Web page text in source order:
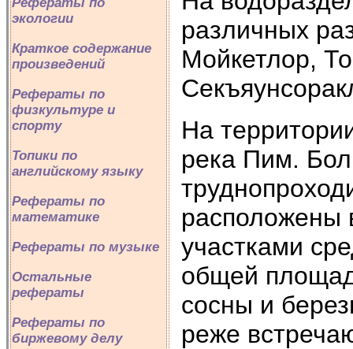
экологии
Краткое содержание
произведений
Рефераты по
физкультуре и
спорту
Топики по
английскому языку
Рефераты по
математике
Рефераты по музыке
Остальные
рефераты
Рефераты по
биржевому делу
различных
Мойкетлор,
На
река Пим.
расположены
участками
общей
сосны и
реже